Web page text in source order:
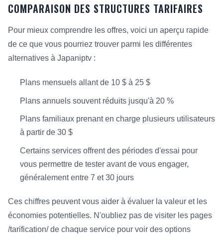
COMPARAISON DES STRUCTURES TARIFAIRES
Pour mieux comprendre les offres, voici un aperçu rapide
de ce que vous pourriez trouver parmi les différentes
alternatives à Japaniptv :
Plans mensuels allant de 10 $ à 25 $
Plans annuels souvent réduits jusqu'à 20 %
Plans familiaux prenant en charge plusieurs utilisateurs
à partir de 30 $
Certains services offrent des périodes d'essai pour
vous permettre de tester avant de vous engager,
généralement entre 7 et 30 jours
Ces chiffres peuvent vous aider à évaluer la valeur et les
économies potentielles. N'oubliez pas de visiter les pages
/tarification/ de chaque service pour voir des options